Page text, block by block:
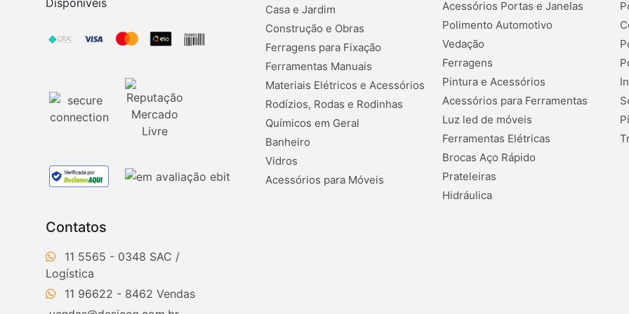
Contatos
11 5565 - 0348
11 96622 - 8462
Casa e Jardim
Construção e Obras
Ferragens para Fixação
Ferramentas Manuais
Materiais Elétricos e Acessórios
Rodízios, Rodas e Rodinhas
Químicos em Geral
Banheiro
Vidros
Acessórios para Móveis
Acessórios Portas e Janelas
Polimento Automotivo
Vedação
Ferragens
Pintura e Acessórios
Acessórios para Ferramentas
Luz led de móveis
Ferramentas Elétricas
Brocas Aço Rápido
Prateleiras
Hidráulica